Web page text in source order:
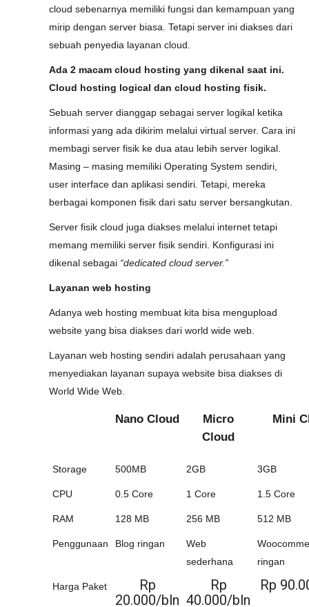
cloud sebenarnya memiliki fungsi dan kemampuan yang
mirip dengan server biasa. Tetapi server ini diakses dari
sebuah penyedia layanan cloud.
Ada 2 macam cloud hosting yang dikenal saat ini.
Cloud hosting logical dan cloud hosting fisik.
Sebuah server dianggap sebagai server logikal ketika
informasi yang ada dikirim melalui virtual server. Cara ini
membagi server fisik ke dua atau lebih server logikal.
Masing – masing memiliki Operating System sendiri,
user interface dan aplikasi sendiri. Tetapi, mereka
berbagai komponen fisik dari satu server bersangkutan.
Server fisik cloud juga diakses melalui internet tetapi
memang memiliki server fisik sendiri. Konfigurasi ini
dikenal sebagai “dedicated cloud server.”
Layanan web hosting
Adanya web hosting membuat kita bisa mengupload
website yang bisa diakses dari world wide web.
Layanan web hosting sendiri adalah perusahaan yang
menyediakan layanan supaya website bisa diakses di
World Wide Web.
Nano Cloud
Micro
Cloud
Mini
Storage 500MB 2GB 3GB
CPU 0.5 Core 1 Core 1.5 Core
RAM 128 MB 256 MB 512 MB
Penggunaan Blog ringan
Web
sederhana
ringan
Harga Paket
Rp
20.000/bln
Rp
40.000/bln
Rp